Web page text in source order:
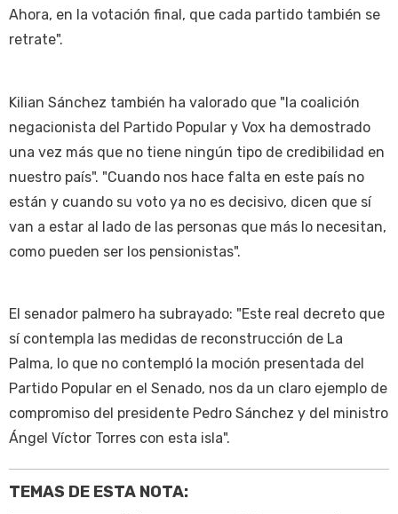
Ahora, en la votación final, que cada partido también se
retrate".
Kilian Sánchez también ha valorado que "la coalición
negacionista del Partido Popular y Vox ha demostrado
una vez más que no tiene ningún tipo de credibilidad en
nuestro país". "Cuando nos hace falta en este país no
están y cuando su voto ya no es decisivo, dicen que sí
van a estar al lado de las personas que más lo necesitan,
como pueden ser los pensionistas".
El senador palmero ha subrayado: "Este real decreto que
sí contempla las medidas de reconstrucción de La
Palma, lo que no contempló la moción presentada del
Partido Popular en el Senado, nos da un claro ejemplo de
compromiso del presidente Pedro Sánchez y del ministro
Ángel Víctor Torres con esta isla".
TEMAS DE ESTA NOTA: